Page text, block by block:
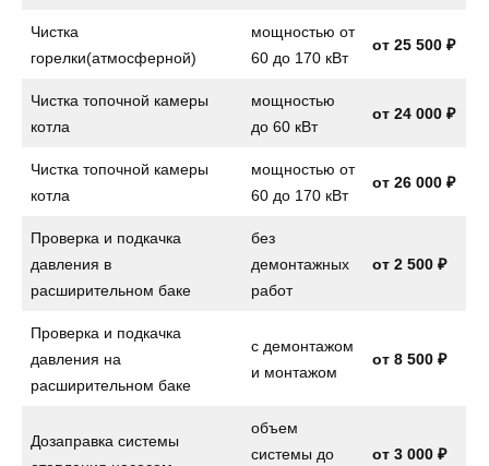
Чистка
горелки(атмосферной)
мощностью от
60 до 170 кВт
от 25 500 ₽
Чистка топочной камеры
котла
мощностью
до 60 кВт
от 24 000 ₽
Чистка топочной камеры
котла
мощностью от
60 до 170 кВт
от 26 000 ₽
Проверка и подкачка
давления в
расширительном баке
без
демонтажных
работ
от 2 500 ₽
Проверка и подкачка
давления на
расширительном баке
с демонтажом
и монтажом
от 8 500 ₽
Дозаправка системы
объем
системы до
от 3 000 ₽